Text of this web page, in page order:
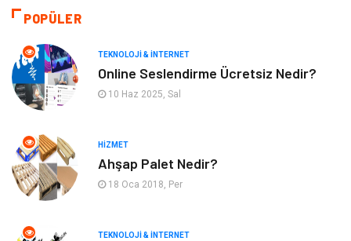
Giyim
Otomotiv Makine
Gıda
Gayrimenkul
Anne & Çocuk
Bilgisayar & Yazılım Keyif & Hobi
POPÜLER
TEKNOLOJI & İNTERNET
Online Seslendirme Ücretsiz Nedir?
10 Haz 2025, Sal
HIZMET
Ahşap Palet Nedir?
18 Oca 2018, Per
TEKNOLOJI & İNTERNET